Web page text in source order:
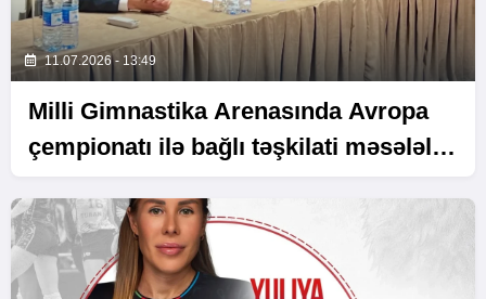
11.07.2026 - 13:49
Milli Gimnastika Arenasında Avropa
çempionatı ilə bağlı təşkilati məsələlər